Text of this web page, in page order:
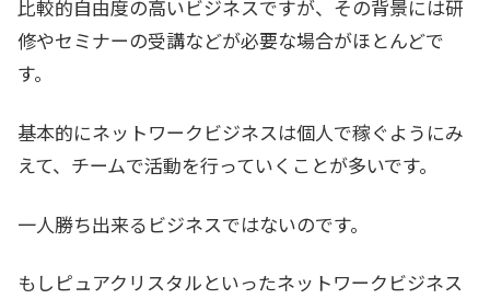
比較的自由度の高いビジネスですが、その背景には研
修やセミナーの受講などが必要な場合がほとんどで
す。
基本的にネットワークビジネスは個人で稼ぐようにみ
えて、チームで活動を行っていくことが多いです。
一人勝ち出来るビジネスではないのです。
もしピュアクリスタルといったネットワークビジネス